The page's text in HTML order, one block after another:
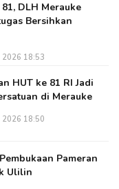
DLH Merauke
Bersihkan
2026 18:53
HUT ke 81 RI Jadi
di Merauke
2026 18:50
Pameran
Ulilin